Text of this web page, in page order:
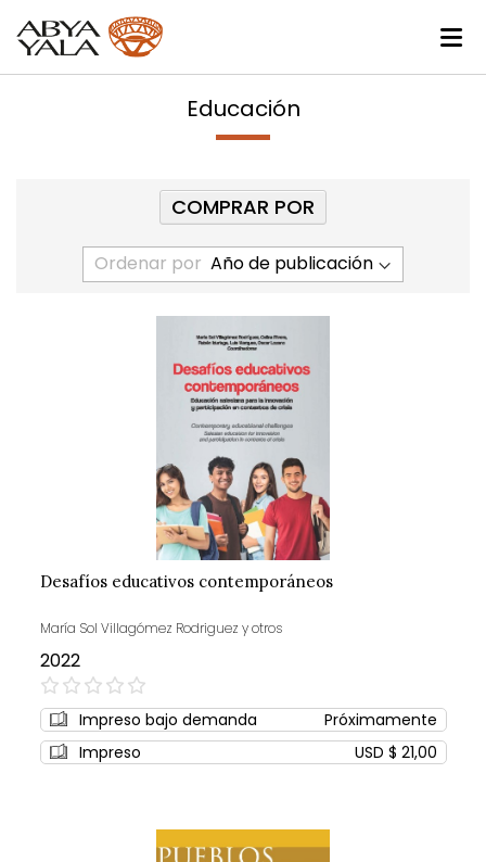
Educación
Ordenar por
Desafíos educativos contemporáneos
María Sol Villagómez Rodriguez y otros
2022
0%
Impreso bajo demanda
Próximamente
Impreso
USD $ 21,00
COMPRAR POR